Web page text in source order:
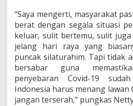
“Saya mengerti, masyarakat
berat dengan segala situasi
keluar, sulit bertemu, sulit juga
jelang hari raya yang
puncak silaturahim. Tapi tidak
bersabar guna
penyebaran Covid-19
Indonesia harus menang lawan
jangan terserah,” pungkas